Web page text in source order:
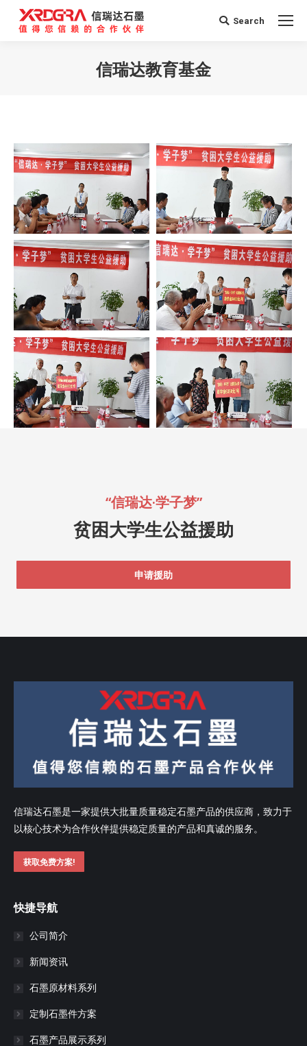
Search:
Search
信瑞达教育基金
“信瑞达·学子梦”
贫困大学生公益援助
申请援助
信瑞达石墨是一家提供大批量质量稳定石墨产品的供应商，致力于
以核心技术为合作伙伴提供稳定质量的产品和真诚的服务。
获取免费方案!
快捷导航
公司简介
新闻资讯
石墨原材料系列
定制石墨件方案
石墨产品展示系列